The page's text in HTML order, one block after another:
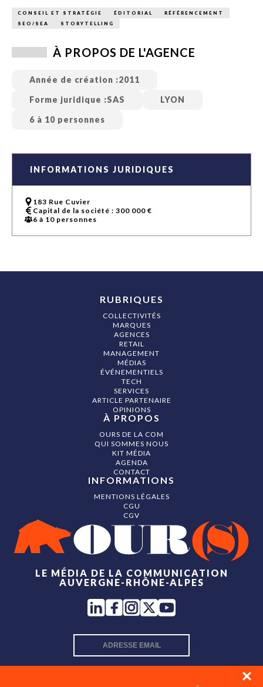
CONSEIL ET STRATÉGIE ÉDITORIAL
RÉFÉRENCEMENT
SEO/SEA
STORYTELLING
À PROPOS DE L'AGENCE
Année de création :2011
Forme juridique :SAS
LYON
6 à 10 personnes
INFORMATIONS JURIDIQUES
183 Rue Cuvier
Capital de la société : 300 000 €
6 à 10 personnes
LE MÉDIA DE LA COMMUNICATION
AUVERGNE-RHÔNE-ALPES
RUBRIQUES
COLLECTIVITÉS
MARQUES
AGENCES
RETAIL
MANAGEMENT
MÉDIAS
ÉVÉNEMENTIELS
TECH
SERVICES
ARTICLE PARTENAIRE
OPINIONS
À PROPOS
OURS DE LA COM
QUI SOMMES NOUS
KIT MÉDIA
AGENDA
CONTACT
INFORMATIONS
MENTIONS LÉGALES
CGU
CGV